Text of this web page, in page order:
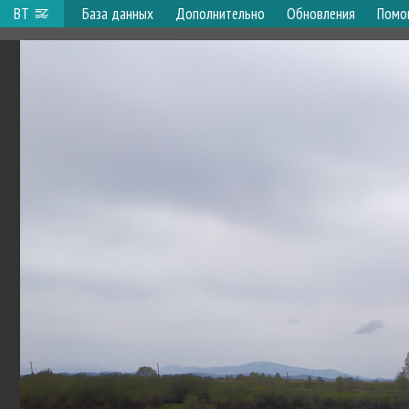
ВТ База данных Дополнительно Обновления